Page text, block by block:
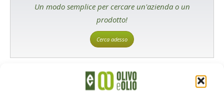
Un modo semplice per cercare un'azienda o un
prodotto!
Cerca adesso